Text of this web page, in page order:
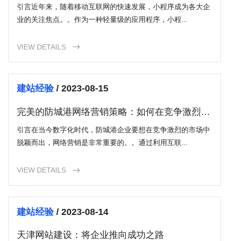
引言近年来，随着移动互联网的快速发展，小程序成为各大企
业的关注焦点。。作为一种轻量级的应用程序，小程...
VIEW DETAILS 
建站经验/ 2023-08-15
完美的防城港网络营销策略：如何在竞争激烈的
市场中脱颖而出？
引言在当今数字化时代，防城港企业要想在竞争激烈的市场中
脱颖而出，网络营销是非常重要的。。通过利用互联...
VIEW DETAILS 
建站经验/ 2023-08-14
天津网站建设：将企业推向成功之路